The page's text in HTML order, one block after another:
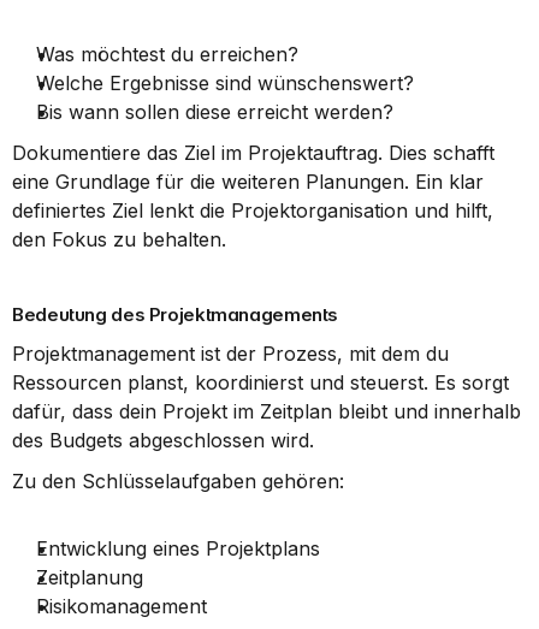
Was möchtest du erreichen?
Welche Ergebnisse sind wünschenswert?
Bis wann sollen diese erreicht werden?
Dokumentiere das Ziel im Projektauftrag. Dies schafft
eine Grundlage für die weiteren Planungen. Ein klar
definiertes Ziel lenkt die Projektorganisation und hilft,
den Fokus zu behalten.
Bedeutung des Projektmanagements
Projektmanagement ist der Prozess, mit dem du
Ressourcen planst, koordinierst und steuerst. Es sorgt
dafür, dass dein Projekt im Zeitplan bleibt und innerhalb
des Budgets abgeschlossen wird.
Zu den Schlüsselaufgaben gehören:
Entwicklung eines Projektplans
Zeitplanung
Risikomanagement